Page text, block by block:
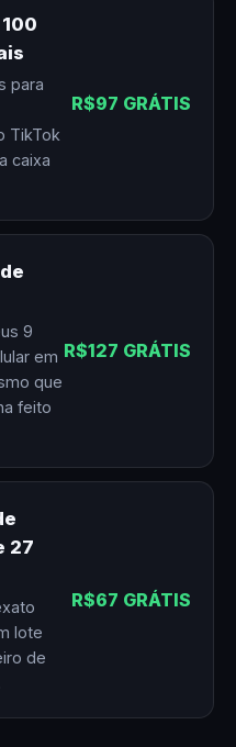
para
TikTok
caixa
R$97 GRÁTIS
9
em
que
feito
R$127 GRÁTIS
27
lote
de
R$67 GRÁTIS